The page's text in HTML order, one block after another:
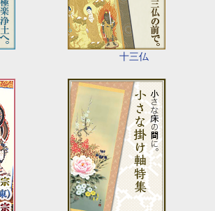
十三仏